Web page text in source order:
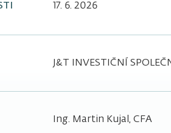
17. 6. 2026
J&T INVESTIČNÍ
Ing. Martin Kujal, CFA